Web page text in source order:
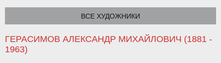
ВСЕ ХУДОЖНИКИ
ГЕРАСИМОВ АЛЕКСАНДР МИХАЙЛОВИЧ (1881 -
1963)